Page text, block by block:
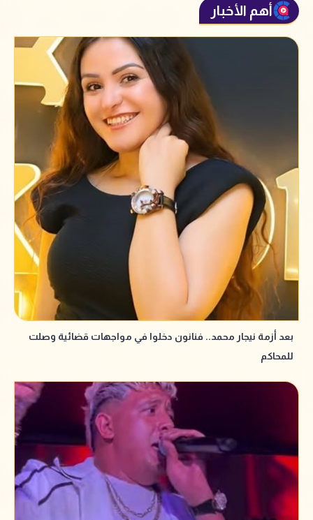
أهم الأخبار
بعد أزمة نيجار محمد.. فنانون دخلوا في مواجهات قضائية وصلت
للمحاكم